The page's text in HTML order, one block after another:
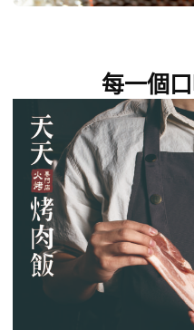
每一個